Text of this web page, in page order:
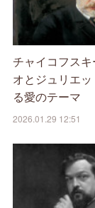
チャイコフスキ
オとジュリエ
る愛のテーマ
2026.01.29 12:51